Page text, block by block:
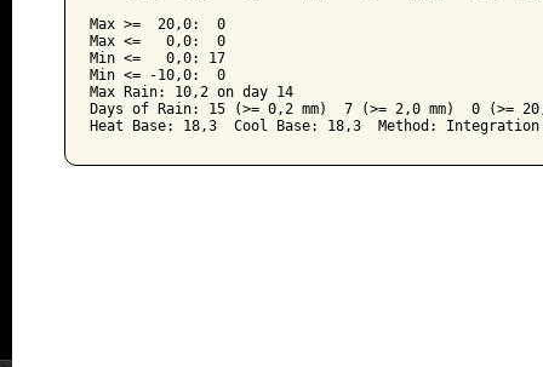
Max >=  20,0:  0
Max <=   0,0:  0
Min <=   0,0: 17
Min <= -10,0:  0
Max Rain: 10,2 on day 14
Days of Rain: 15 (>= 0,2 mm)  7 (>= 2,0 mm)  0 (>=
Heat Base: 18,3  Cool Base: 18,3  Method: Integration